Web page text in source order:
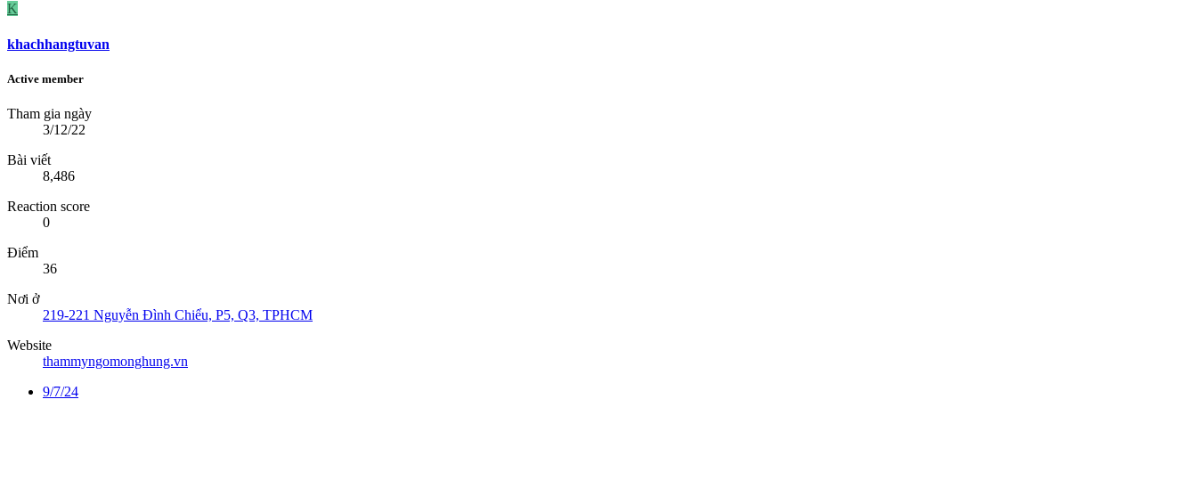
K
khachhangtuvan
Active member
Tham gia ngày
3/12/22
Bài viết
8,486
Reaction score
0
Điểm
36
Nơi ở
219-221 Nguyễn Đình Chiểu, P5, Q3, TPHCM
Website
thammyngomonghung.vn
9/7/24